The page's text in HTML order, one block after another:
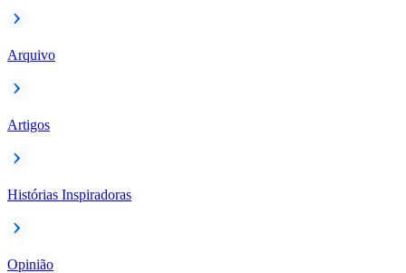
Arquivo
Artigos
Histórias Inspiradoras
Opinião